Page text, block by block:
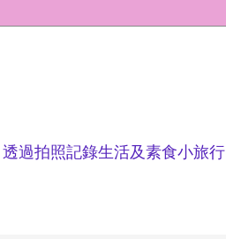
過拍照記錄生活及素食小旅行